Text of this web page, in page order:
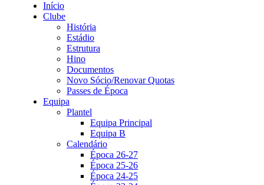
Início
Clube
História
Estádio
Estrutura
Hino
Documentos
Novo Sócio/Renovar Quotas
Passes de Época
Equipa
Plantel
Equipa Principal
Equipa B
Calendário
Época 26-27
Época 25-26
Época 24-25